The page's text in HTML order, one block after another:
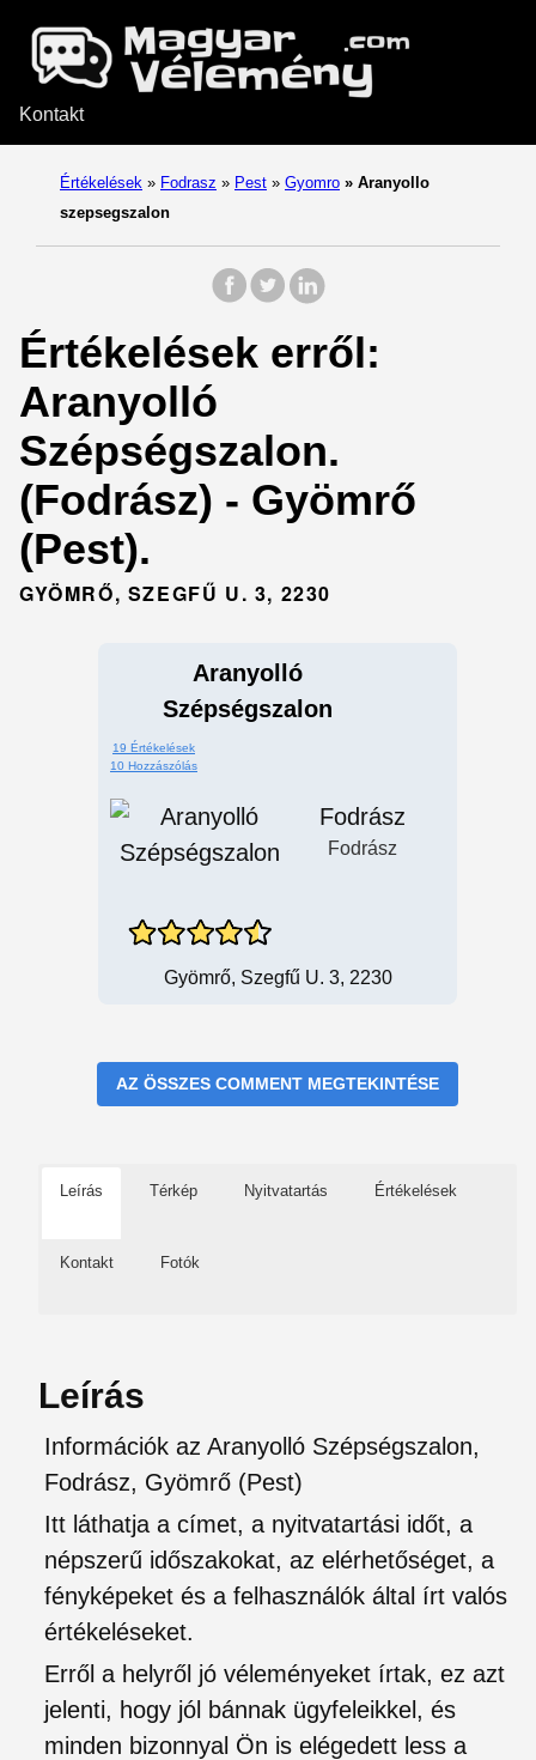
Kontakt
Értékelések » Fodrasz » Pest » Gyomro » Aranyollo
szepsegszalon
Értékelések erről:
Aranyolló
Szépségszalon.
(Fodrász) - Gyömrő
(Pest).
GYÖMRŐ, SZEGFŰ U. 3, 2230
Aranyolló
Szépségszalon
19 Értékelések
10 Hozzászólás
Fodrász
Fodrász
Gyömrő, Szegfű U. 3, 2230
AZ ÖSSZES COMMENT MEGTEKINTÉSE
Leírás Térkép Nyitvatartás Értékelések
Kontakt Fotók
Leírás
Információk az Aranyolló Szépségszalon,
Fodrász, Gyömrő (Pest)
Itt láthatja a címet, a nyitvatartási időt, a
népszerű időszakokat, az elérhetőséget, a
fényképeket és a felhasználók által írt valós
értékeléseket.
Erről a helyről jó véleményeket írtak, ez azt
jelenti, hogy jól bánnak ügyfeleikkel, és
minden bizonnyal Ön is elégedett less a